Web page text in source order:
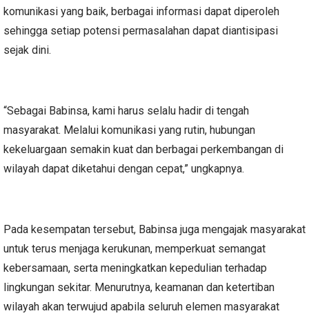
komunikasi yang baik, berbagai informasi dapat diperoleh
sehingga setiap potensi permasalahan dapat diantisipasi
sejak dini.
“Sebagai Babinsa, kami harus selalu hadir di tengah
masyarakat. Melalui komunikasi yang rutin, hubungan
kekeluargaan semakin kuat dan berbagai perkembangan di
wilayah dapat diketahui dengan cepat,” ungkapnya.
Pada kesempatan tersebut, Babinsa juga mengajak masyarakat
untuk terus menjaga kerukunan, memperkuat semangat
kebersamaan, serta meningkatkan kepedulian terhadap
lingkungan sekitar. Menurutnya, keamanan dan ketertiban
wilayah akan terwujud apabila seluruh elemen masyarakat